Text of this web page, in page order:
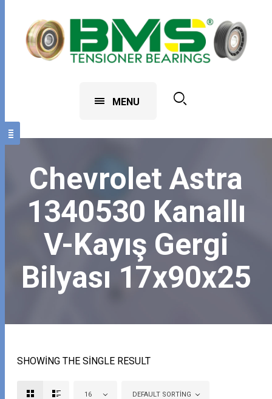
MENU
Chevrolet Astra
1340530 Kanallı
V-Kayış Gergi
Bilyası 17x90x25
SHOWING THE SINGLE RESULT
16 DEFAULT SORTING